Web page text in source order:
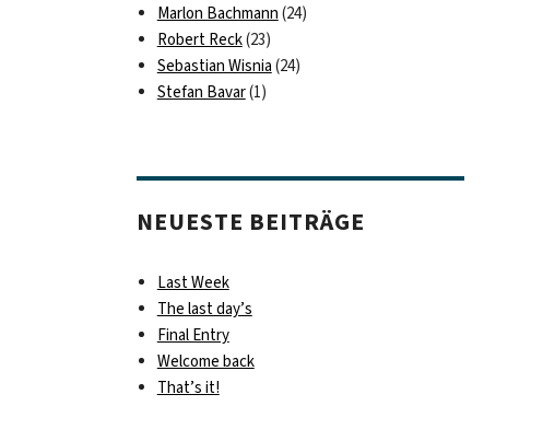
Marlon Bachmann (24)
Robert Reck(23)
Sebastian Wisnia (24)
Stefan Bavar(1)
NEUESTE BEITRÄGE
Last Week
The last day’s
Final Entry
Welcome back
That’s it!